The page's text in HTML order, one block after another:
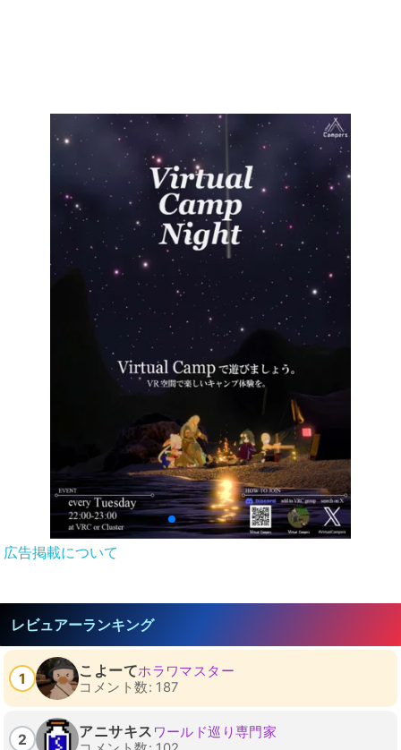
広告掲載について
レビュアーランキング
1 こよーてホラワマスター
コメント数: 187
2 アニサキス ワールド巡り専門家